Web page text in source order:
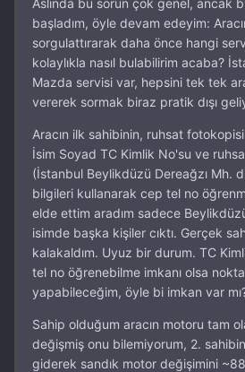
başladım, öyle devam edeyim:
sorgulattırarak daha önce hangi
kolaylıkla nasıl bulabilirim acaba?
Mazda servisi var, hepsini tek tek
vererek sormak biraz pratik dışı
Aracın ilk sahibinin, ruhsat
İsim Soyad TC Kimlik No'su ve
(İstanbul Beylikdüzü Dereağzı Mh.
bilgileri kullanarak cep tel no
elde ettim aradım sadece
isimde başka kişiler cıktı. Gerçek
kalakaldım. Uyuz bir durum. TC
tel no öğrenebilme imkanı olsa
yapabileceğim, öyle bi imkan var
Sahip olduğum aracın motoru tam
değişmiş onu bilemiyorum, 2.
giderek sandık motor değişimini